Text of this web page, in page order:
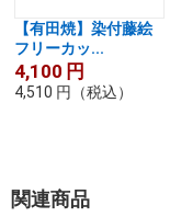
【有田焼】染付藤絵
フリーカッ...
4,100 円
4,510 円 （税込）
関連商品